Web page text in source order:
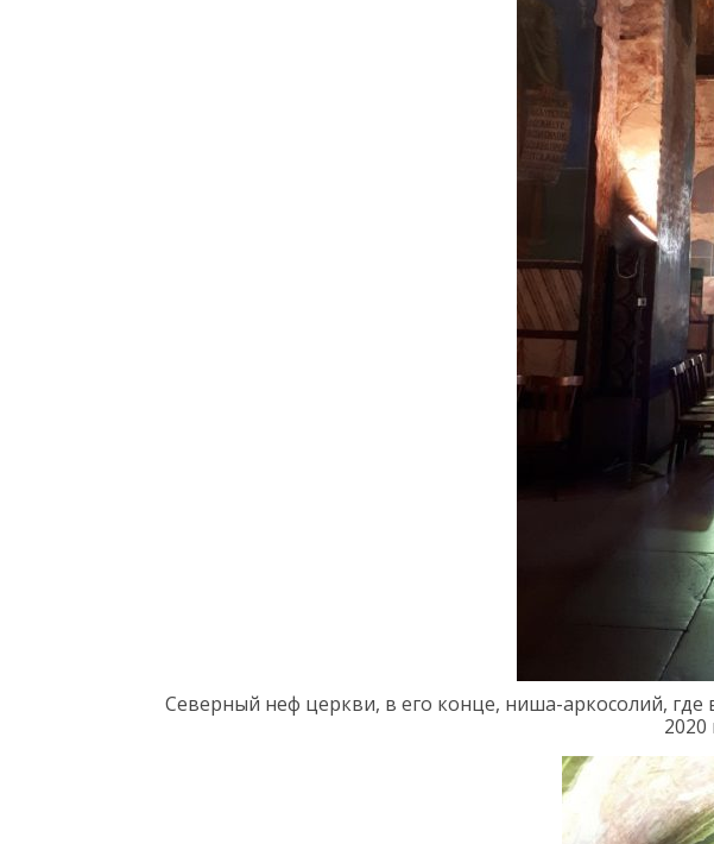
Северный неф церкви, в его конце, ниша-аркосолий, где
2020